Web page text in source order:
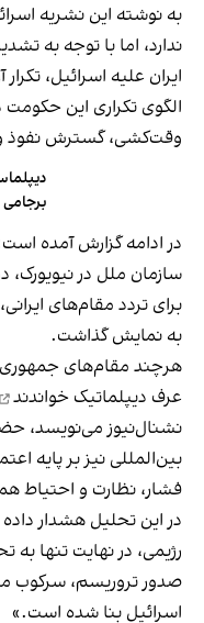
به نوشته این نشریه
ندارد، اما با توجه به
ایران علیه اسرائیل،
الگوی تکراری این حکومت
وقت‌کشی، گسترش نفوذ
برجامی
در ادامه گزارش آمده
سازمان ملل در نیویورک،
برای تردد مقام‌های
به نمایش گذاشت.
هرچند مقام‌های جمهوری
عرف دیپلماتیک خواندند
نشنال‌نیوز می‌نویسد،
بین‌المللی نیز بر پایه
فشار، نظارت و احتیاط
در این تحلیل هشدار
رژیمی، در نهایت تنها
صدور تروریسم، سرکوب
اسرائیل بنا شده است.»